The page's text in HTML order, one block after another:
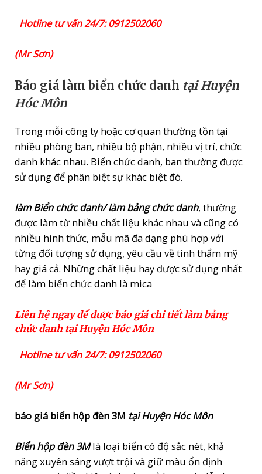
Hotline tư vấn 24/7: 0912502060
(Mr Sơn)
Báo giá làm biển chức danh tại Huyện
Hóc Môn
Trong mỗi công ty hoặc cơ quan thường tồn tại
nhiều phòng ban, nhiều bộ phận, nhiều vị trí, chức
danh khác nhau. Biển chức danh, ban thường được
sử dụng để phân biệt sự khác biệt đó.
làm Biển chức danh/ làm bảng chức danh, thường
được làm từ nhiều chất liệu khác nhau và cũng có
nhiều hình thức, mẫu mã đa dạng phù hợp với
từng đối tượng sử dụng, yêu cầu về tính thẩm mỹ
hay giá cả. Những chất liệu hay được sử dụng nhất
để làm biển chức danh là mica
Liên hệ ngay để được báo giá chi tiết làm bảng
chức danh tại Huyện Hóc Môn
Hotline tư vấn 24/7: 0912502060
(Mr Sơn)
báo giá biển hộp đèn 3M tại Huyện Hóc Môn
Biển hộp đèn 3Mlà loại biển có độ sắc nét, khả
năng xuyên sáng vượt trội và giữ màu ổn định